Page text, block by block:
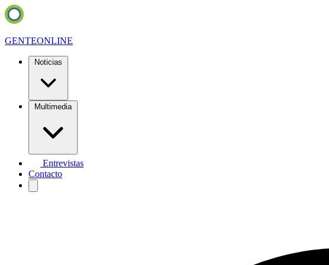
GENTEONLINE
Noticias
Multimedia
Entrevistas
Contacto